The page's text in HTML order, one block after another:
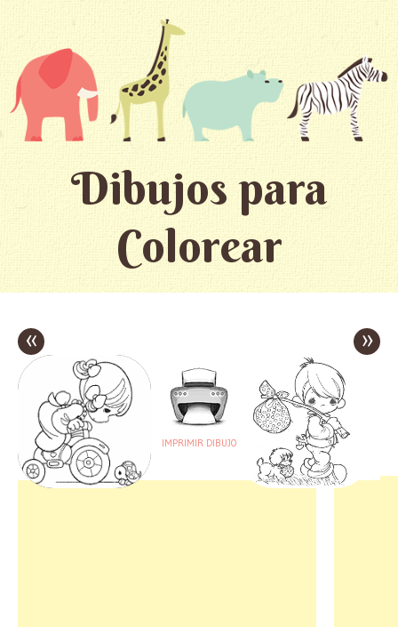
Dibujos para
Colorear
«
IMPRIMIR DIBUJO
»